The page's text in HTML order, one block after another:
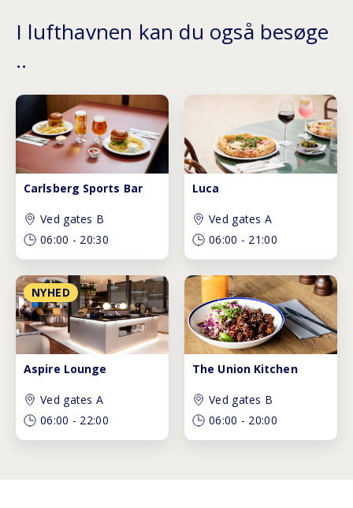
I lufthavnen kan du også besøge
..
Carlsberg Sports Bar
Ved gates B
06:00 - 20:30
Luca
Ved gates A
06:00 - 21:00
NYHED
Aspire Lounge
Ved gates A
06:00 - 22:00
The Union Kitchen
Ved gates B
06:00 - 20:00